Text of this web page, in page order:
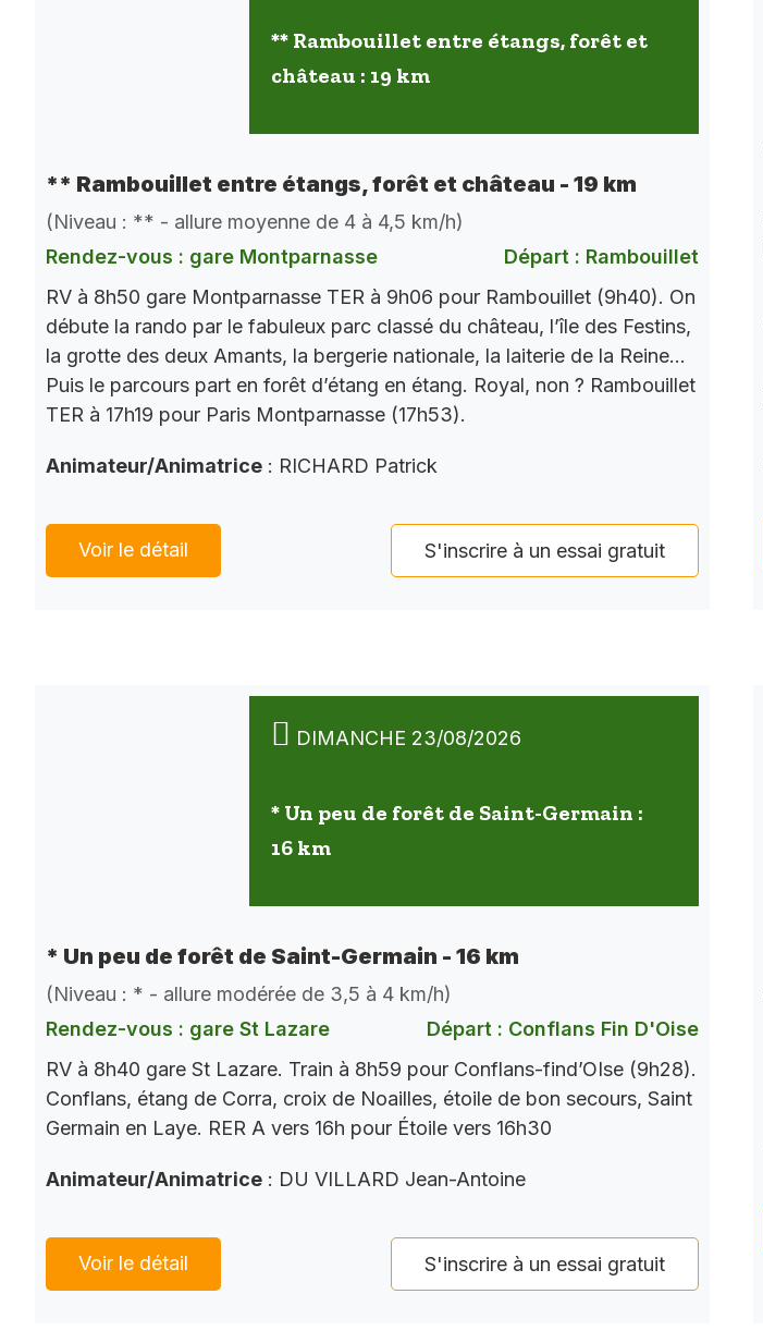
** Rambouillet entre étangs, forêt et
château : 19 km
** Rambouillet entre étangs, forêt et château - 19 km
(Niveau : ** - allure moyenne de 4 à 4,5 km/h)
Rendez-vous : gare Montparnasse
Départ : Rambouillet
RV à 8h50 gare Montparnasse TER à 9h06 pour Rambouillet (9h40). On
débute la rando par le fabuleux parc classé du château, l’île des Festins,
la grotte des deux Amants, la bergerie nationale, la laiterie de la Reine…
Puis le parcours part en forêt d’étang en étang. Royal, non ? Rambouillet
TER à 17h19 pour Paris Montparnasse (17h53).
Animateur/Animatrice : RICHARD Patrick
Voir le détail S'inscrire à un essai gratuit
DIMANCHE 23/08/2026
* Un peu de forêt de Saint-Germain :
16 km
* Un peu de forêt de Saint-Germain - 16 km
(Niveau : * - allure modérée de 3,5 à 4 km/h)
Rendez-vous : gare St Lazare
Départ : Conflans Fin D'Oise
RV à 8h40 gare St Lazare. Train à 8h59 pour Conflans-find’OIse (9h28).
Conflans, étang de Corra, croix de Noailles, étoile de bon secours, Saint
Germain en Laye. RER A vers 16h pour Étoile vers 16h30
Animateur/Animatrice : DU VILLARD Jean-Antoine
Voir le détail S'inscrire à un essai gratuit